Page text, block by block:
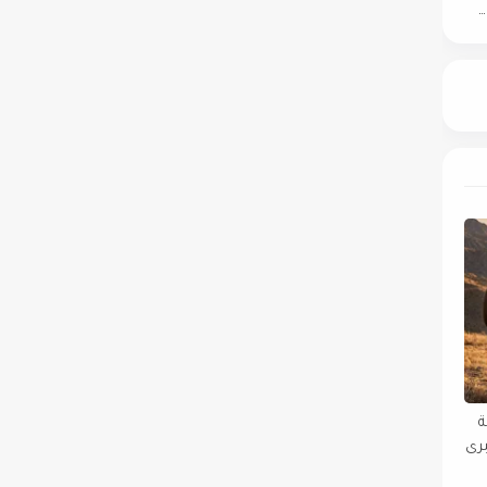
"كيان لإدارة الأصول العقارية" تُطلق علامتها الجديدة "K Developments" للمجتمعات السكنية المتكاملة